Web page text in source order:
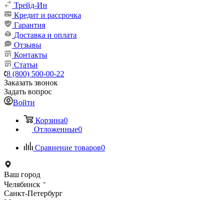
Трейд-Ин
Кредит и рассрочка
Гарантия
Доставка и оплата
Отзывы
Контакты
Статьи
8 (800) 500-00-22
Заказать звонок
Задать вопрос
Войти
Корзина0
Отложенные0
Сравнение товаров0
Ваш город
Челябинск
Санкт-Петербург